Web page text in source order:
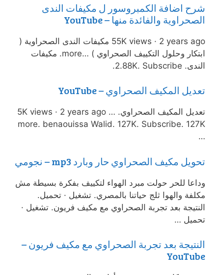
شرح اضافة الكمبروسور ل مكيفات الندى
الصحراوية والفائدة منها – YouTube
55K views · 2 years ago مكيفات الندى الصحراوية (
ابتكار وحلول التكييف الصحراوي ) …more. مكيفات
الندى. 2.88K. Subscribe.
تعديل المكيف الصحراوي – YouTube
تعديل المكيف الصحراوي. 5K views · 2 years ago …
more. benaouissa Walid. 127K. Subscribe. 127K
…
تحويل مكيف الصحراوي حار وبارد mp3 – نجومي
وداعا للحر حولت مبرد الهواء لتكييف بفكرة بسيطة مش
مكلفة والهوا ثلج حياتنا بالمصري. تشغيل · تحميل.
النتيجة بعد تجربة الصحراوي مع مكيف فريون. تشغيل ·
تحميل …
النتيجة بعد تجربة الصحراوي مع مكيف فريون –
YouTube